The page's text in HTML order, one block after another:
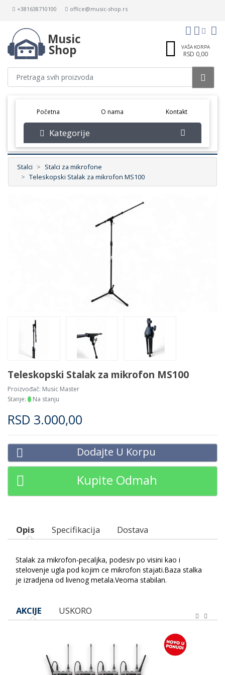
+381638710100 office@music-shop.rs
Music
Shop VAŠA KORPA
RSD 0,00
Početna(current) O nama Kontakt
Kategorije
Stalci
Stalci za mikrofone
Teleskopski Stalak za mikrofon MS100
Teleskopski Stalak za mikrofon MS100
Proizvođač: Music Master
Stanje:
Na stanju
RSD 3.000,00
Dodajte U Korpu
Kupite Odmah
Opis Specifikacija Dostava
Stalak za mikrofon-pecaljka, podesiv po visini kao i
stelovenje ugla pod kojim ce mikrofon stajati.Baza stalka
je izradjena od livenog metala.Veoma stabilan.
AKCIJE USKORO